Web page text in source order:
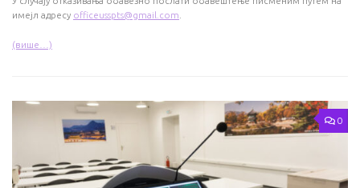
имејл адресу officeusspts@gmail.com
(више…)
0